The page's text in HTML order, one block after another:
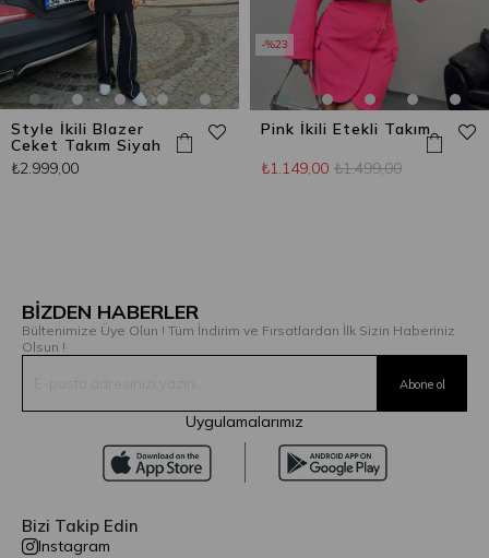
Style İkili Blazer
Ceket Takım Siyah
₺2.999,00
Pink İkili Etekli Takım
₺1.149,00 ₺1.499,00
%23
BİZDEN HABERLER
Bültenimize Üye Olun ! Tüm İndirim ve Fırsatlardan İlk Sizin Haberiniz
Olsun !
Uygulamalarımız
Bizi Takip Edin
Instagram